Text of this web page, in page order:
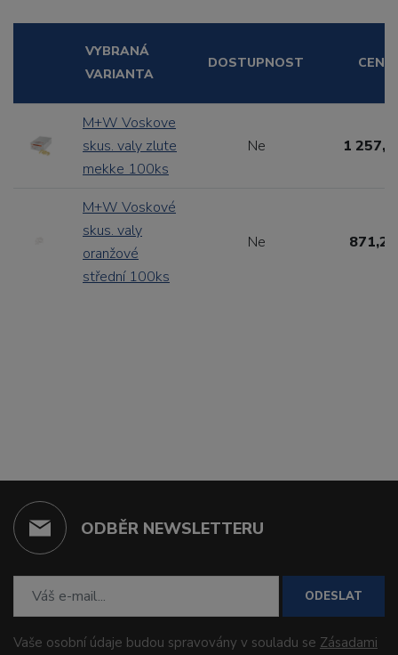
VYBRANÁ
VARIANTA
DOSTUPNOST CENA
M+W Voskove
skus. valy zlute
mekke 100ks
Ne 1
M+W Voskové
skus. valy
oranžové
střední 100ks
Ne
ODBĚR NEWSLETTERU
ODESLAT
Vaše osobní údaje budou spravovány v souladu se Zásadami